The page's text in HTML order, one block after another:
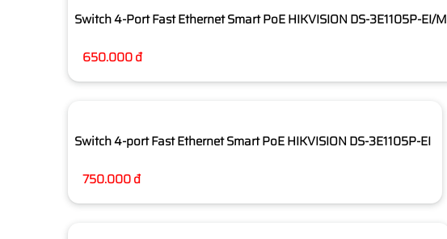
Switch 4-Port Fast Ethernet Smart PoE HIKVISION DS-3E1105P-EI/M
650.000 đ
Switch 4-port Fast Ethernet Smart PoE HIKVISION DS-3E1105P-EI
750.000 đ